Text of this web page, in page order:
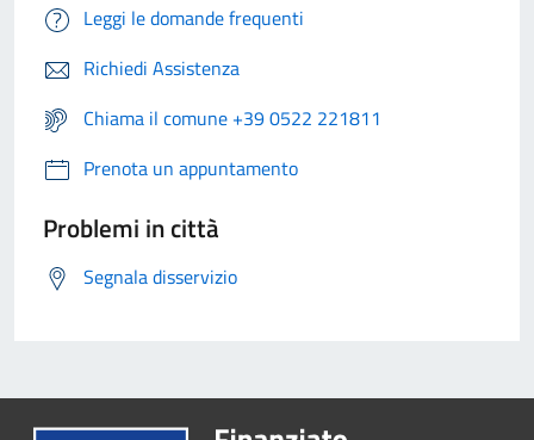
Leggi le domande frequenti
Richiedi Assistenza
Chiama il comune +39 0522 221811
Prenota un appuntamento
Problemi in città
Segnala disservizio